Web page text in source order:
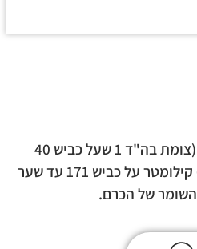
פנו מערבה בצומת הרוחות (צומת בה"ד 1 שעל כביש 40
לפני מצפה רמון) המשיכו 6 קילומטר על כביש 171 עד שער
של הכרם.